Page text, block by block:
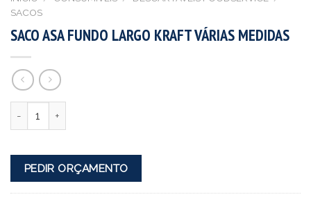
SACOS
SACO ASA FUNDO LARGO KRAFT VÁRIAS MEDIDAS
PEDIR ORÇAMENTO